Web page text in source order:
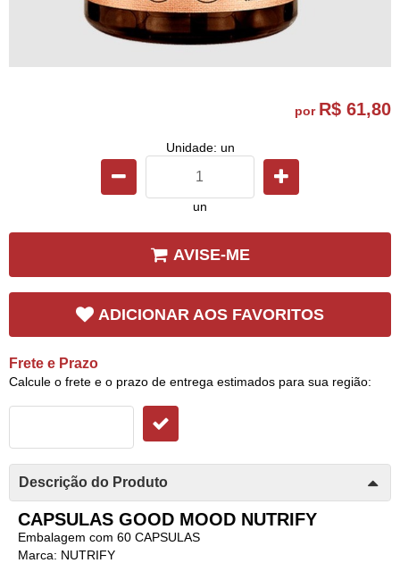
por R$ 61,80
Unidade: un
un
AVISE-ME
ADICIONAR AOS FAVORITOS
Frete e Prazo
Calcule o frete e o prazo de entrega estimados para sua região:
Descrição do Produto
CAPSULAS GOOD MOOD NUTRIFY
Embalagem com 60 CAPSULAS
Marca: NUTRIFY